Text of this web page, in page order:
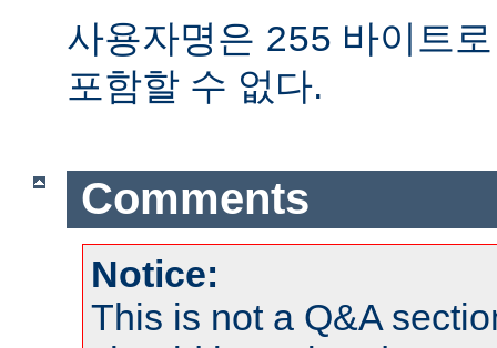
사용자명은 255 바이트
포함할 수 없다.
Comments
Notice:
This is not a Q&A